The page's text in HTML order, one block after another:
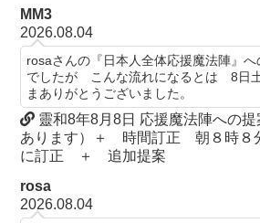
MM3
2026.08.04
rosaさんの『日本人全体応援魔法陣』へ
でしたが こんな流れになるとは 8日
まありがとうございました。
靈和8年8月8日 応援魔法陣への
あります）＋ 時間訂正 朝８時８
に訂正 ＋ 追加提案
rosa
2026.08.04